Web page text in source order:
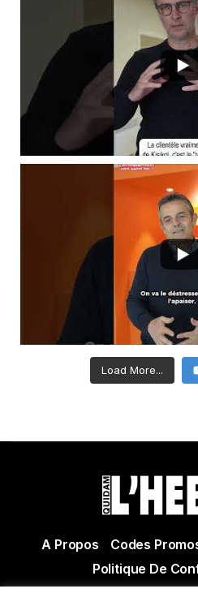
Load More...
A Propos Codes
Politique De